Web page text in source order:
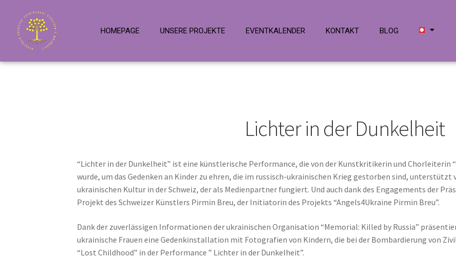
HOMEPAGE UNSERE PROJEKTE EVENTKALENDER KONTAKT BLOG
Lichter in der Dunkelheit
“Lichter in der Dunkelheit” ist eine künstlerische Performance, die von der Kunstkritikerin und Chorleiterin
wurde, um das Gedenken an Kinder zu ehren, die im russisch-ukrainischen Krieg gestorben sind,
ukrainischen Kultur in der Schweiz, der als Medienpartner fungiert. Und auch dank des Engagements der
Projekt des Schweizer Künstlers Pirmin Breu, der Initiatorin des Projekts “Angels4Ukraine Pirmin Breu”.
Dank der zuverlässigen Informationen der ukrainischen Organisation “Memorial: Killed by Russia”
ukrainische Frauen eine Gedenkinstallation mit Fotografien von Kindern, die bei der Bombardierung von
“Lost Childhood” in der Performance ” Lichter in der Dunkelheit”.